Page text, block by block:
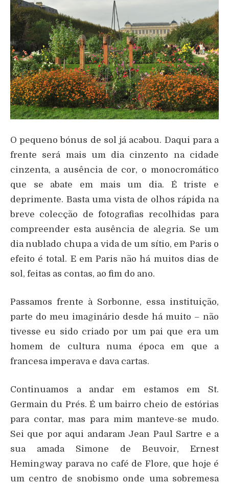
O pequeno bónus de sol já acabou. Daqui para a
frente será mais um dia cinzento na cidade
cinzenta, a ausência de cor, o monocromático
que se abate em mais um dia. É triste e
deprimente. Basta uma vista de olhos rápida na
breve colecção de fotografias recolhidas para
compreender esta ausência de alegria. Se um
dia nublado chupa a vida de um sítio, em Paris o
efeito é total. E em Paris não há muitos dias de
sol, feitas as contas, ao fim do ano.
Passamos frente à Sorbonne, essa instituição,
parte do meu imaginário desde há muito – não
tivesse eu sido criado por um pai que era um
homem de cultura numa época em que a
francesa imperava e dava cartas.
Continuamos a andar em estamos em St.
Germain du Prés. É um bairro cheio de estórias
para contar, mas para mim manteve-se mudo.
Sei que por aqui andaram Jean Paul Sartre e a
sua amada Simone de Beuvoir, Ernest
Hemingway parava no café de Flore, que hoje é
um centro de snobismo onde uma sobremesa